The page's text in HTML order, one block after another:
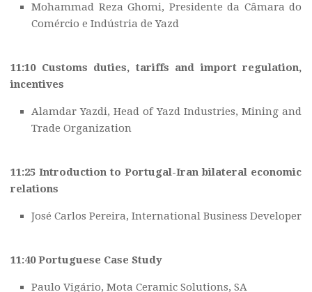
Mohammad Reza Ghomi, Presidente da Câmara do
Comércio e Indústria de Yazd
11:10 Customs duties, tariffs and import regulation,
incentives
Alamdar Yazdi, Head of Yazd Industries, Mining and
Trade Organization
11:25 Introduction to Portugal-Iran bilateral economic
relations
José Carlos Pereira, International Business Developer
11:40 Portuguese Case Study
Paulo Vigário, Mota Ceramic Solutions, SA